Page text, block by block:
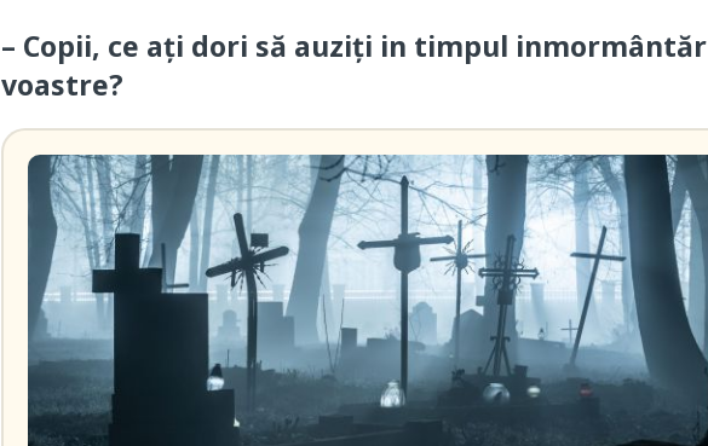
– Copii, ce ați dori să auziți in timpul
voastre?